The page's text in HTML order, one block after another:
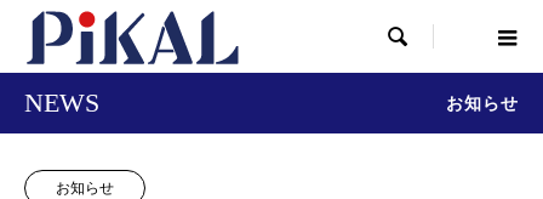

NEWS お知らせ
お知らせ